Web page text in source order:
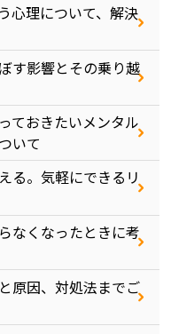
心理について、解決
す影響とその乗り越
ておきたいメンタル
いて
る。気軽にできるリ
なくなったときに考
原因、対処法までご